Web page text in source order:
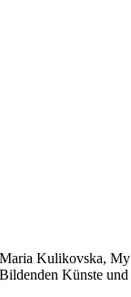
Maria Kulikovska, My
Bildenden Künste